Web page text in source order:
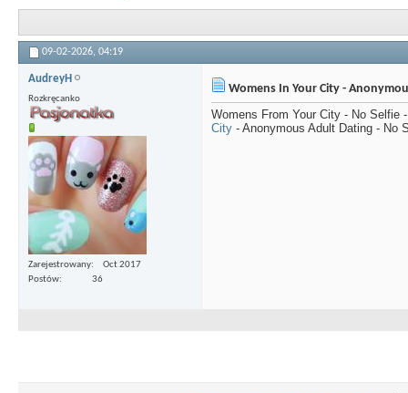
09-02-2026, 04:19
AudreyH
Rozkręcanko
Zarejestrowany
Oct 2017
Postów
36
Womens In Your City -
Womens From Your City - No Selfie
City - Anonymous Adult Dating - No